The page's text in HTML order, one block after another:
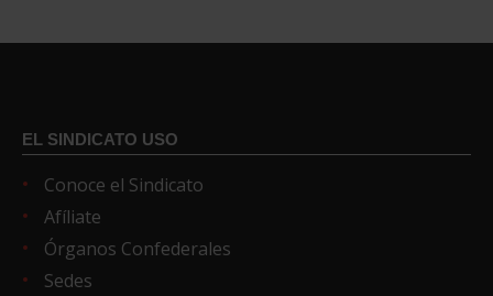
EL SINDICATO USO
Conoce el Sindicato
Afíliate
Órganos Confederales
Sedes